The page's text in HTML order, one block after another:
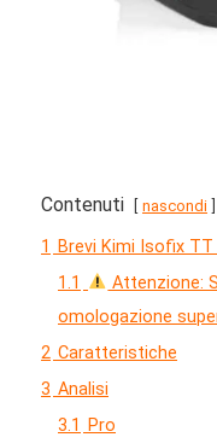
Contenuti nascondi
1
Brevi Kimi Isofix
1.1
Attenzione:
omologazione
2 Caratteristiche
3 Analisi
3.1
Pro